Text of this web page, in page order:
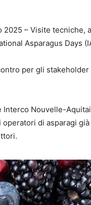
2025 – Visite
Asparagus Days
per gli
Interco Nouvelle-
di asparagi